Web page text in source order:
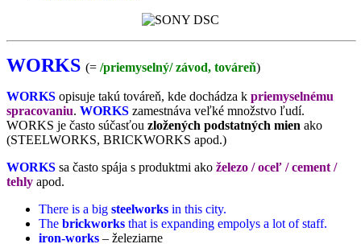
WORKS (= /priemyselný/ závod, továreň)
WORKS opisuje takú továreň, kde dochádza k priemyselnému
spracovaniu. WORKS zamestnáva veľké množstvo ľudí.
WORKS je často súčasťou zložených podstatných mien ako
(STEELWORKS, BRICKWORKS apod.)
WORKS sa často spája s produktmi ako železo / oceľ / cement /
tehly apod.
There is a big steelworks in this city.
The brickworks that is expanding empolys a lot of staff.
iron-works – železiarne